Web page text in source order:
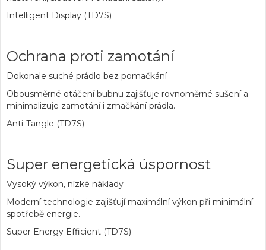
Intelligent Display (TD7S)
Ochrana proti zamotání
Dokonale suché prádlo bez pomačkání
Obousměrné otáčení bubnu zajišťuje rovnoměrné sušení a
minimalizuje zamotání i zmačkání prádla.
Anti-Tangle (TD7S)
Super energetická úspornost
Vysoký výkon, nízké náklady
Moderní technologie zajišťují maximální výkon při minimální
spotřebě energie.
Super Energy Efficient (TD7S)